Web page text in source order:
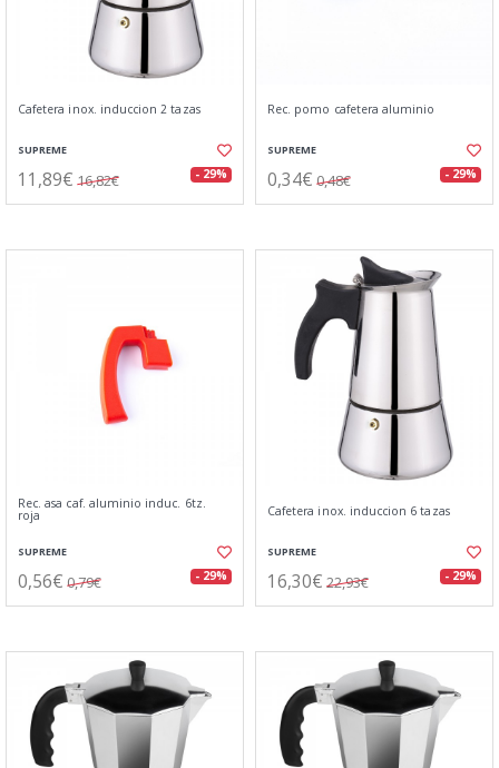
Cafetera inox. induccion 2 tazas
SUPREME
11,89€ 16,82€ - 29%
Rec. pomo cafetera aluminio
SUPREME
0,34€ 0,48€ - 29%
Rec. asa caf. aluminio induc. 6tz.
roja
SUPREME
0,56€ 0,79€ - 29%
Cafetera inox. induccion 6 tazas
SUPREME
16,30€ 22,93€ - 29%